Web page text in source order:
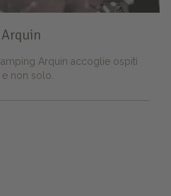
Arquin accoglie ospiti
non solo.